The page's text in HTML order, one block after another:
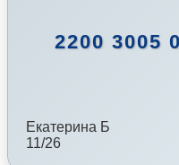
2200 3005
Екатерина Б
11/26